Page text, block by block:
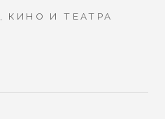
КИНО И ТЕАТРА